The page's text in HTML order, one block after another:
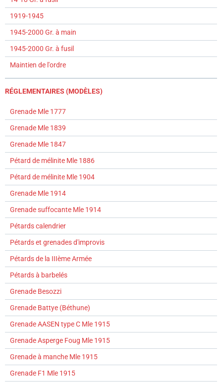
1919-1945
1945-2000 Gr. à main
1945-2000 Gr. à fusil
Maintien de l'ordre
RÉGLEMENTAIRES (MODÈLES)
Grenade Mle 1777
Grenade Mle 1839
Grenade Mle 1847
Pétard de mélinite Mle 1886
Pétard de mélinite Mle 1904
Grenade Mle 1914
Grenade suffocante Mle 1914
Pétards calendrier
Pétards et grenades d'improvis
Pétards de la IIIème Armée
Pétards à barbelés
Grenade Besozzi
Grenade Battye (Béthune)
Grenade AASEN type C Mle 1915
Grenade Asperge Foug Mle 1915
Grenade à manche Mle 1915
Grenade F1 Mle 1915